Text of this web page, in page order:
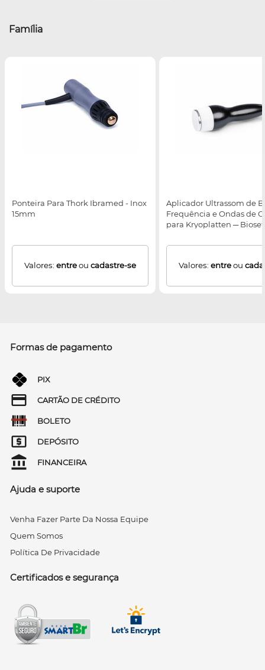
Família
Ponteira Para Thork Ibramed - Inox
15mm
Valores: entreou cadastre-se
Aplicador Ultrassom de
Frequência e Ondas de
para Kryoplatten ─ Bioset
Valores: entreou
Formas de pagamento
PIX
CARTÃO DE CRÉDITO
BOLETO
DEPÓSITO
FINANCEIRA
Ajuda e suporte
Venha Fazer Parte Da Nossa Equipe
Quem Somos
Política De Privacidade
Certificados e segurança